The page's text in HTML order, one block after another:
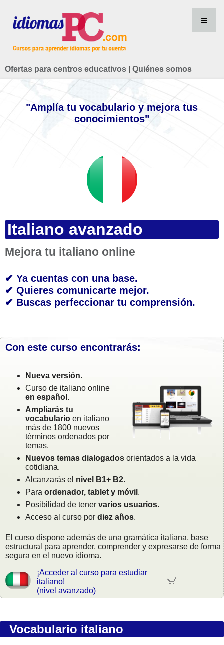
Ofertas para centros educativos Quiénes somos
"Amplía tu vocabulario y mejora tus
conocimientos"
Italiano avanzado
Mejora tu italiano online
✔ Ya cuentas con una base.
✔ Quieres comunicarte mejor.
✔ Buscas perfeccionar tu comprensión.
Con este curso encontrarás:
Nueva versión.
Curso de italiano online
en español.
Ampliarás tu
vocabulario en italiano
más de 1800 nuevos
términos ordenados por
temas.
Nuevos temas dialogados orientados a la vida
cotidiana.
Alcanzarás el nivel B1+ B2.
Para ordenador, tablet y móvil .
Posibilidad de tener varios usuarios.
Acceso al curso por diez años.
El curso dispone además de una gramática italiana, base
estructural para aprender, comprender y expresarse de forma
segura en el nuevo idioma.
¡Acceder al curso para estudiar
italiano!
(nivel avanzado)
Vocabulario italiano